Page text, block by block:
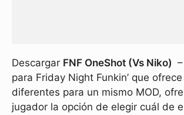
Descargar FNF OneShot (Vs Niko)
para Friday Night Funkin’ que
diferentes para un mismo MOD,
jugador la opción de elegir cuál de